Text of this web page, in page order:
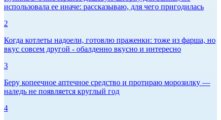
использовала ее иначе: рассказываю, для чего пригодилась
2
Когда котлеты надоели, готовлю праженки: тоже из фарша, но
вкус совсем другой - обалденно вкусно и интересно
3
Беру копеечное аптечное средство и протираю морозилку —
наледь не появляется круглый год
4